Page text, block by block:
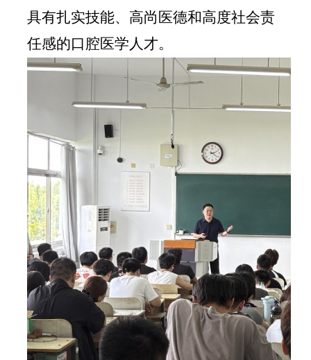
具有扎实技能、高尚医德和高度社会责
任感的口腔医学人才。